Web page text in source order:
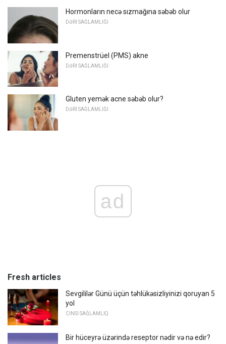
Hormonların necə sızmağına səbəb olur
DƏRI SAĞLAMLIĞI
Premenstrüel (PMS) akne
DƏRI SAĞLAMLIĞI
Gluten yemək acne səbəb olur?
DƏRI SAĞLAMLIĞI
ad
Fresh articles
Sevgililər Günü üçün təhlükəsizliyinizi qoruyan 5
yol
CINSI SAĞLAMLIQ
Bir hüceyrə üzərində reseptor nədir və nə edir?